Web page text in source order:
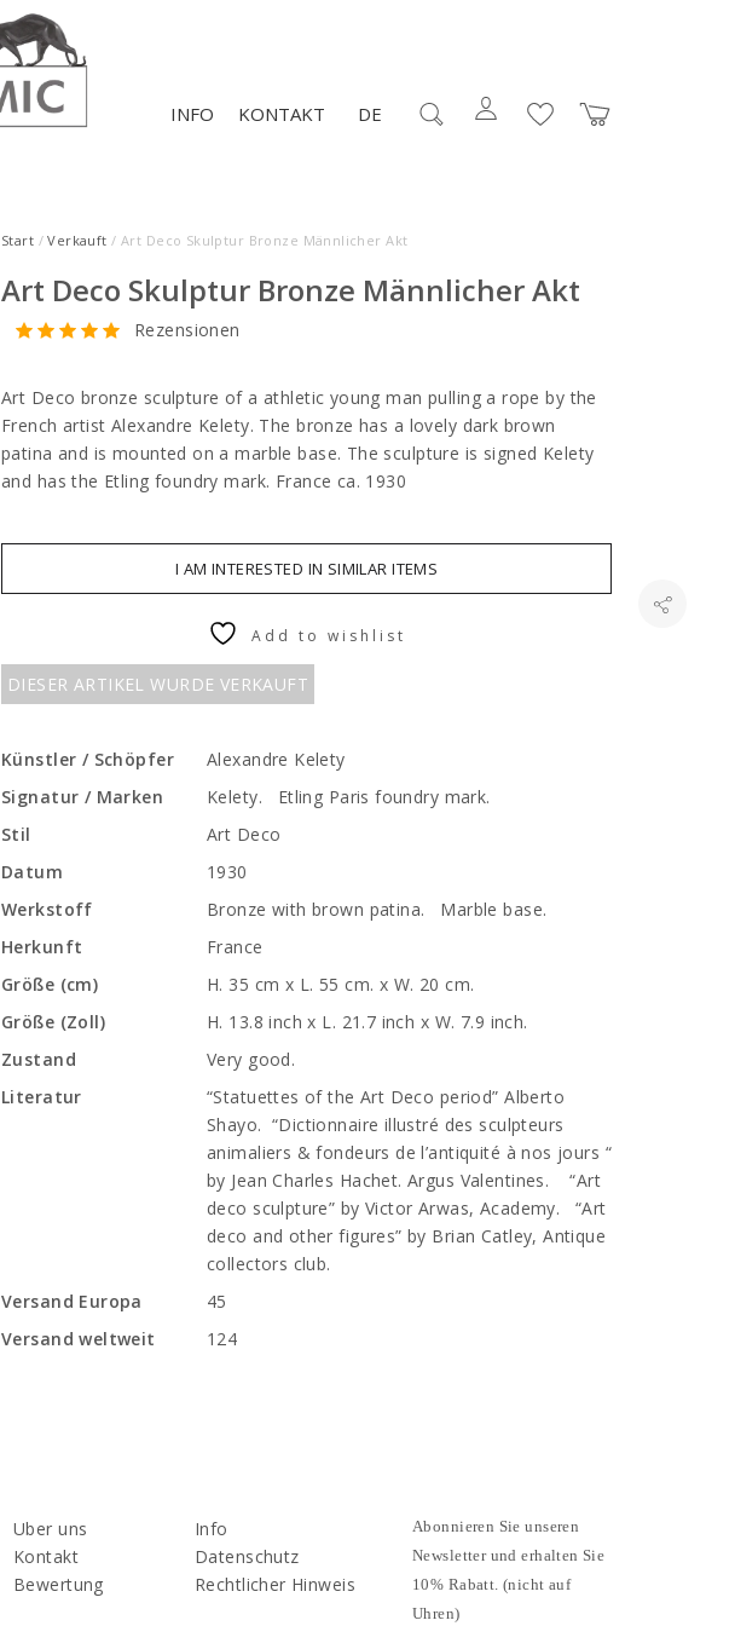
KONTAKT
INFO DE
Start /Verkauft / Art Deco Skulptur Bronze Männlicher Akt
Art Deco Skulptur Bronze Männlicher Akt
Rezensionen
Art Deco bronze sculpture of a athletic young man pulling a rope by the
French artist Alexandre Kelety. The bronze has a lovely dark brown
patina and is mounted on a marble base. The sculpture is signed Kelety
and has the Etling foundry mark. France ca. 1930
I AM INTERESTED IN SIMILAR ITEMS
DIESER ARTIKEL WURDE VERKAUFT
Add to wishlist
Künstler / Schöpfer
Alexandre Kelety
Signatur / Marken
Kelety. Etling Paris foundry mark.
Stil
Art Deco
Datum
1930
Werkstoff
Bronze with brown patina. Marble base.
Herkunft
France
Größe (cm)
H. 35 cm x L. 55 cm. x W. 20 cm.
Größe (Zoll)
H. 13.8 inch x L. 21.7 inch x W. 7.9 inch.
Zustand
Very good.
Literatur
“Statuettes of the Art Deco period” Alberto
Shayo. “Dictionnaire illustré des sculpteurs
animaliers & fondeurs de l’antiquité à nos jours “
by Jean Charles Hachet. Argus Valentines. “Art
deco sculpture” by Victor Arwas, Academy. “Art
deco and other figures” by Brian Catley, Antique
collectors club.
Versand Europa
45
Versand weltweit
124
Uber uns
Kontakt
Bewertung
Info
Datenschutz
Rechtlicher Hinweis
Abonnieren Sie unseren
Newsletter und erhalten Sie
10% Rabatt. (nicht auf
Uhren)